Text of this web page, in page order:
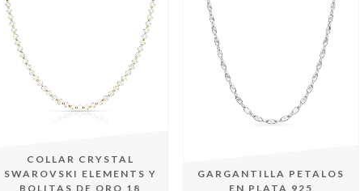
COLLAR CRYSTAL
SWAROVSKI ELEMENTS Y
BOLITAS DE ORO 18
GARGANTILLA PETALOS
EN PLATA 925